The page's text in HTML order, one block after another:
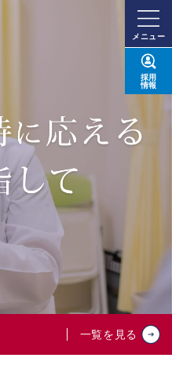
メニュー
採用
情報
一覧を見る